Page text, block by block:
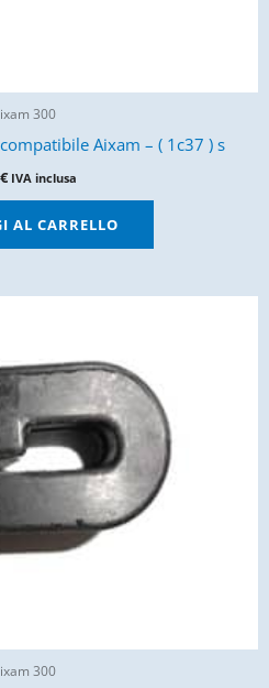
300
Aixam – ( 1c37 ) s
€ IVA inclusa
AL CARRELLO
300